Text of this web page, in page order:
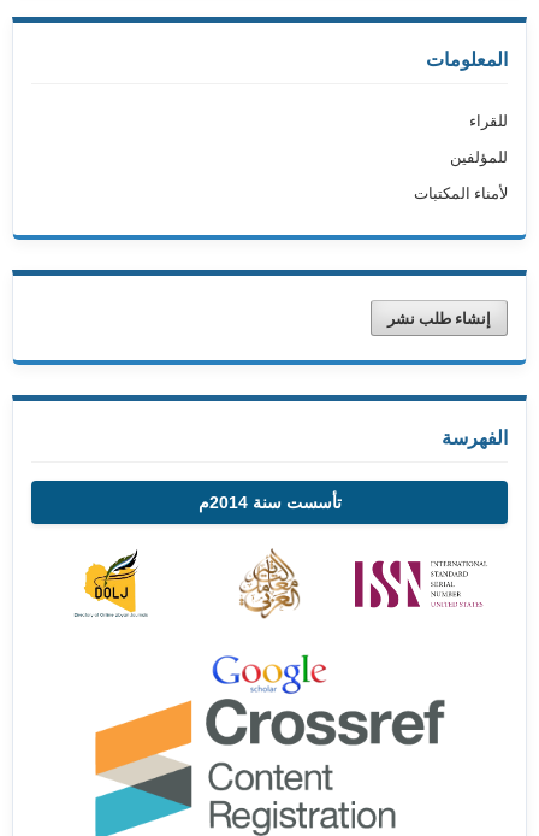
المعلومات
للقراء
للمؤلفين
لأمناء المكتبات
إنشاء طلب نشر
الفهرسة
تأسست سنة 2014م